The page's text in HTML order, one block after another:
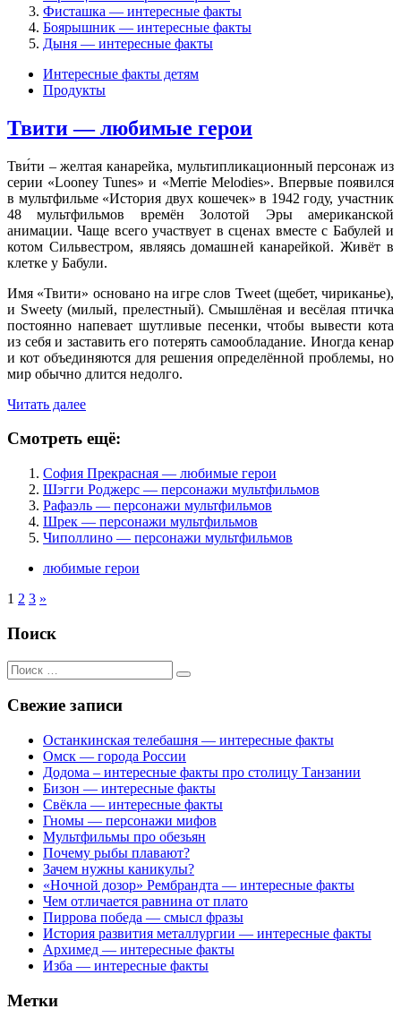
Фисташка — интересные факты
Боярышник — интересные факты
Дыня — интересные факты
Интересные факты детям
Продукты
Твити — любимые герои
Тви́ти – желтая канарейка, мультипликационный персонаж из
серии «Looney Tunes» и «Merrie Melodies». Впервые появился
в мультфильме «История двух кошечек» в 1942 году, участник
48 мультфильмов времён Золотой Эры американской
анимации. Чаще всего участвует в сценах вместе с Бабулей и
котом Сильвестром, являясь домашней канарейкой. Живёт в
клетке у Бабули.
Имя «Твити» основано на игре слов Tweet (щебет, чириканье),
и Sweety (милый, прелестный). Смышлёная и весёлая птичка
постоянно напевает шутливые песенки, чтобы вывести кота
из себя и заставить его потерять самообладание. Иногда кенар
и кот объединяются для решения определённой проблемы, но
мир обычно длится недолго.
Читать далее
Смотреть ещё:
София Прекрасная — любимые герои
Шэгги Роджерс — персонажи мультфильмов
Рафаэль — персонажи мультфильмов
Шрек — персонажи мультфильмов
Чиполлино — персонажи мультфильмов
любимые герои
1 2 3 »
Поиск
Поиск
для:
Свежие записи
Останкинская телебашня — интересные факты
Омск — города России
Додома – интересные факты про столицу Танзании
Бизон — интересные факты
Свёкла — интересные факты
Гномы — персонажи мифов
Мультфильмы про обезьян
Почему рыбы плавают?
Зачем нужны каникулы?
«Ночной дозор» Рембрандта — интересные факты
Чем отличается равнина от плато
Пиррова победа — смысл фразы
История развития металлургии — интересные факты
Архимед — интересные факты
Изба — интересные факты
Метки